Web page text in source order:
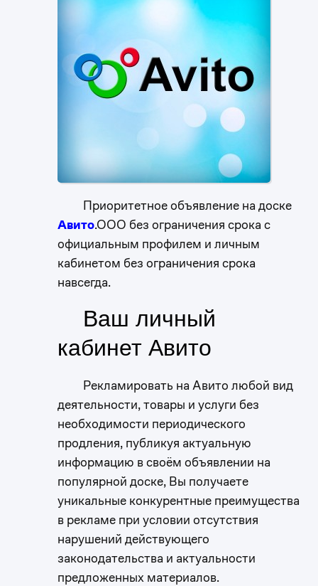
Приоритетное объявление на доске
Авито.ООО без ограничения срока с
официальным профилем и личным
кабинетом без ограничения срока
навсегда.
Ваш личный
кабинет Авито
Рекламировать на Авито любой вид
деятельности, товары и услуги без
необходимости периодического
продления, публикуя актуальную
информацию в своём объявлении на
популярной доске, Вы получаете
уникальные конкурентные преимущества
в рекламе при условии отсутствия
нарушений действующего
законодательства и актуальности
предложенных материалов.